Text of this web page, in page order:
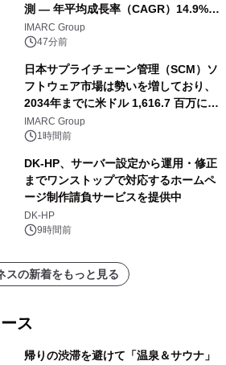
測 ― 年平均成長率（CAGR）14.9%を
記録
IMARC Group
47分前
日本サプライチェーン管理（SCM）ソ
フトウェア市場は勢いを増しており、
2034年までに米ドル 1,616.7 百万に達
し、CAGR 3.42%で成長すると予測
IMARC Group
1時間前
DK-HP、サーバー設定から運用・修正
までワンストップで対応するホームペ
ージ制作請負サービスを提供中
DK-HP
9時間前
スの新着をもっと見る
ス
帰りの渋滞を避けて「温泉＆サウナ」